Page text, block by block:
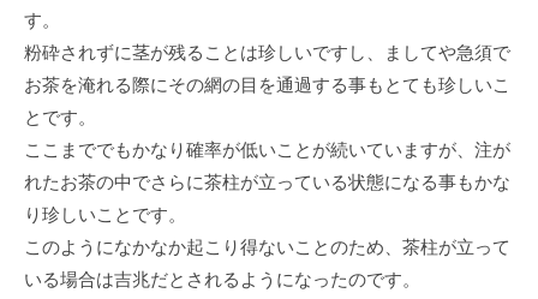
す。
粉砕されずに茎が残ることは珍しいですし、ましてや急須で
お茶を淹れる際にその網の⽬を通過する事もとても珍しいこ
とです。
ここまででもかなり確率が低いことが続いていますが、注が
れたお茶の中でさらに茶柱が⽴っている状態になる事もかな
り珍しいことです。
このようになかなか起こり得ないことのため、茶柱が⽴って
いる場合は吉兆だとされるようになったのです。